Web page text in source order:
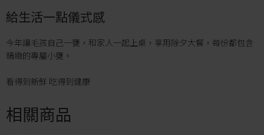
給生活一點儀式感
今年讓毛孩自己一甕，和家人一起上桌，享用除夕大餐，每份都包含
精緻的專屬小甕。
看得到新鮮 吃得到健康
相關商品